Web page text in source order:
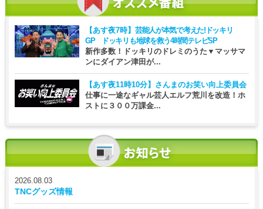
【あす夜7時】 芸能人が本気で考えた!ドッキリ
GP ドッキリも地球を救う4時間テレビSP
新作多数！ドッキリのドレミのうた▼マッサマ
ンにダイアン津田が...
【あす夜11時10分】 さんまのお笑い向上委員会
仕事に一途なギャル芸人エルフ荒川を改造！ホ
ストに３００万課金...
2026.08.03
TNCグッズ情報